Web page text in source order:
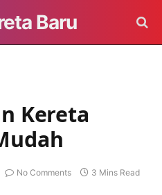
Baru
Kereta
No Comments 3 Mins Read